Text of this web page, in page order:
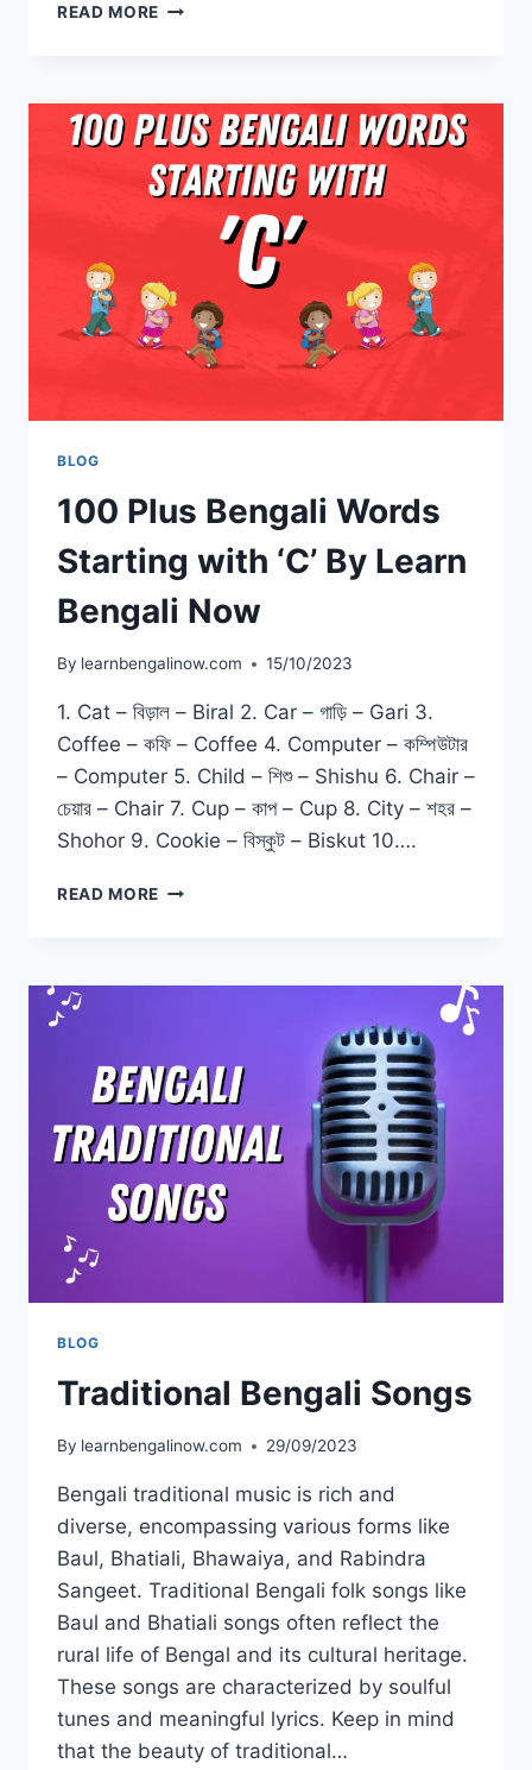
READ MORE
BLOG
100 Plus Bengali Words
Starting with ‘C’ By Learn
Bengali Now
By learnbengalinow.com 15/10/2023
1. Cat – বিড়াল – Biral 2. Car – গাড়ি – Gari 3.
Coffee – কফি – Coffee 4. Computer – কম্পিউটার
– Computer 5. Child – শিশু – Shishu 6. Chair –
চেয়ার – Chair 7. Cup – কাপ – Cup 8. City – শহর –
Shohor 9. Cookie – বিস্কুট – Biskut 10….
READ MORE
BLOG
Traditional Bengali Songs
By learnbengalinow.com 29/09/2023
Bengali traditional music is rich and
diverse, encompassing various forms like
Baul, Bhatiali, Bhawaiya, and Rabindra
Sangeet. Traditional Bengali folk songs like
Baul and Bhatiali songs often reflect the
rural life of Bengal and its cultural heritage.
These songs are characterized by soulful
tunes and meaningful lyrics. Keep in mind
that the beauty of traditional…